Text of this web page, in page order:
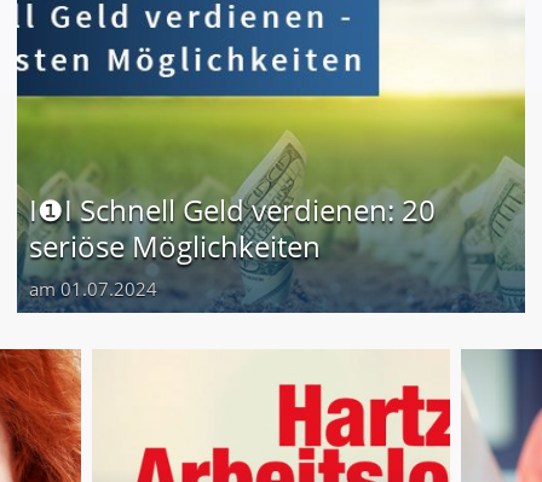
I❶I Schnell Geld verdienen: 20
seriöse Möglichkeiten
am 01.07.2024